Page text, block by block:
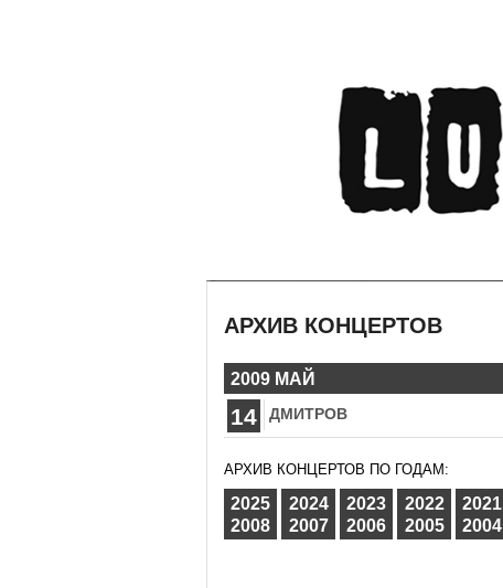
АРХИВ КОНЦЕРТОВ
2009 МАЙ
14 ДМИТРОВ
АРХИВ КОНЦЕРТОВ ПО ГОДАМ:
2025 2024 2023 2022 2021
2008
2007 2006 2005 2004